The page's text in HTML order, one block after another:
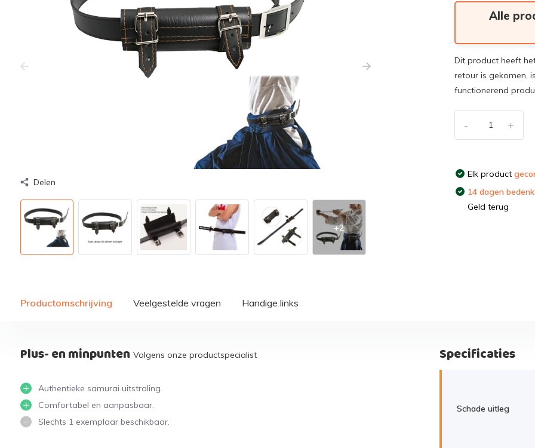
Delen
+2
Alle
Dit product heeft
retour is gekomen,
functionerend
+
-
Elk product
14 dagen
Geld terug
Productomschrijving Veelgestelde vragen Handige links
Plus- en minpunten Volgens onze productspecialist
Authentieke samurai uitstraling.
Comfortabel en aanpasbaar.
Slechts 1 exemplaar beschikbaar.
Specificaties
Schade uitleg